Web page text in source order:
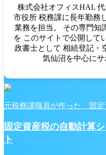
株式会社オフィスHAL
市役所 税務課に長年勤務
業務を担当。 その専門知
を このサイトで公開して
政書士として 相続登記・
気仙沼を中心にサ
元税務課職員が作った、固
固定資産税の自動計算
ト